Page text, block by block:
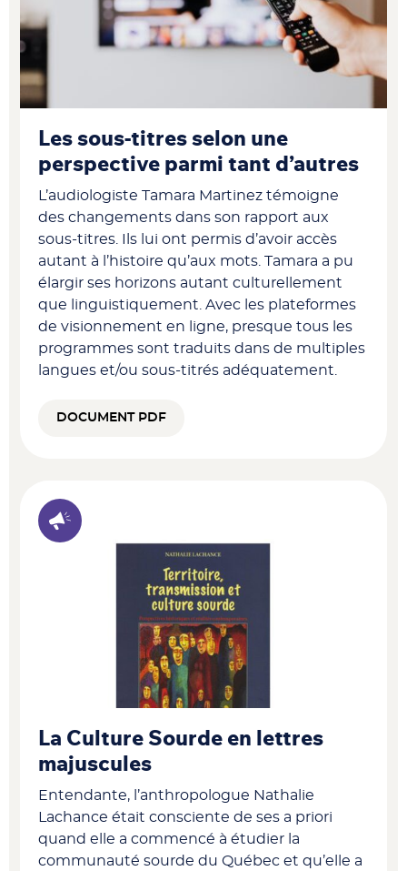
Les sous-titres selon une
perspective parmi tant d’autres
L’audiologiste Tamara Martinez témoigne
des changements dans son rapport aux
sous-titres. Ils lui ont permis d’avoir accès
autant à l’histoire qu’aux mots. Tamara a pu
élargir ses horizons autant culturellement
que linguistiquement. Avec les plateformes
de visionnement en ligne, presque tous les
programmes sont traduits dans de multiples
langues et/ou sous-titrés adéquatement.
DOCUMENT PDF
La Culture Sourde en lettres
majuscules
Entendante, l’anthropologue Nathalie
Lachance était consciente de ses a priori
quand elle a commencé à étudier la
communauté sourde du Québec et qu’elle a